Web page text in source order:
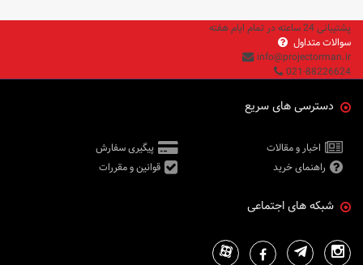
پشتیبانی 24 ساعته در تمام ایام هفته
سوالات متداول
info@projectorman.ir
021-88226624
دسترسی های سریع
اخبار و مقالات
پیگیری سفارش
راهنمای خرید
قوانین و مقررات
شبکه های اجتماعی